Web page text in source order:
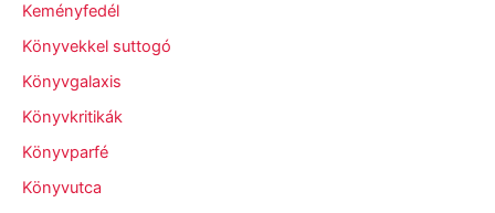
Keményfedél
Könyvekkel suttogó
Könyvgalaxis
Könyvkritikák
Könyvparfé
Könyvutca